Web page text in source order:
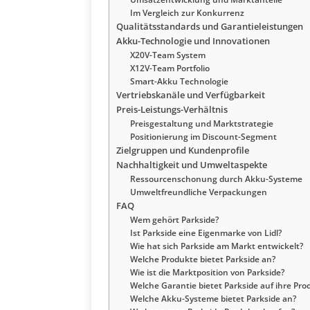
Im Vergleich zur Konkurrenz
Qualitätsstandards und Garantieleistungen
Akku-Technologie und Innovationen
X20V-Team System
X12V-Team Portfolio
Smart-Akku Technologie
Vertriebskanäle und Verfügbarkeit
Preis-Leistungs-Verhältnis
Preisgestaltung und Marktstrategie
Positionierung im Discount-Segment
Zielgruppen und Kundenprofile
Nachhaltigkeit und Umweltaspekte
Ressourcenschonung durch Akku-Systeme
Umweltfreundliche Verpackungen
FAQ
Wem gehört Parkside?
Ist Parkside eine Eigenmarke von Lidl?
Wie hat sich Parkside am Markt entwickelt?
Welche Produkte bietet Parkside an?
Wie ist die Marktposition von Parkside?
Welche Garantie bietet Parkside auf ihre
Welche Akku-Systeme bietet Parkside an?